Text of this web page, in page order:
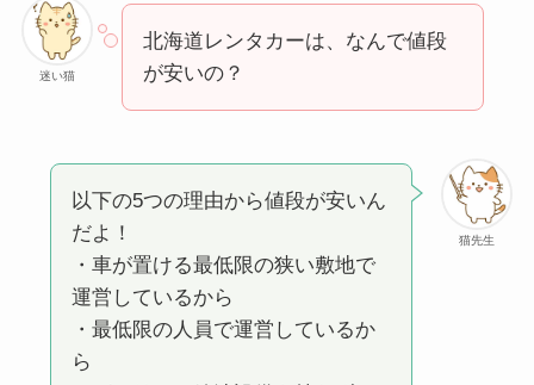
迷い猫
北海道レンタカーは、なんで値段
が安いの？
猫先生
以下の5つの理由から値段が安いん
だよ！
・車が置ける最低限の狭い敷地で
運営しているから
・最低限の人員で運営しているか
ら